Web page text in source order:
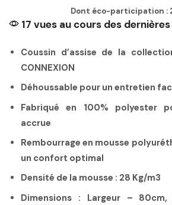
Dont éco-participation :
17 vues au cours des
Coussin d’assise de la
CONNEXION
Déhoussable pour un entretien
Fabriqué en 100% polyester
accrue
Rembourrage en mousse
un confort optimal
Densité de la mousse : 28 Kg/m3
Dimensions : Largeur –